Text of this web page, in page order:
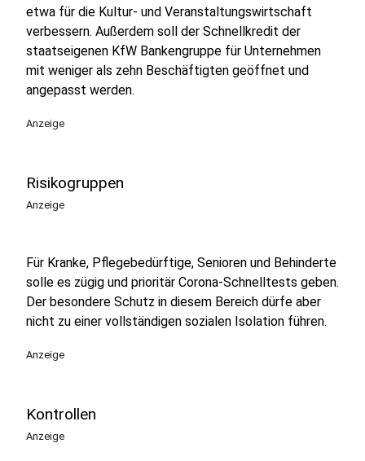
etwa für die Kultur- und Veranstaltungswirtschaft
verbessern. Außerdem soll der Schnellkredit der
staatseigenen KfW Bankengruppe für Unternehmen
mit weniger als zehn Beschäftigten geöffnet und
angepasst werden.
Anzeige
Risikogruppen
Anzeige
Für Kranke, Pflegebedürftige, Senioren und Behinderte
solle es zügig und prioritär Corona-Schnelltests geben.
Der besondere Schutz in diesem Bereich dürfe aber
nicht zu einer vollständigen sozialen Isolation führen.
Anzeige
Kontrollen
Anzeige